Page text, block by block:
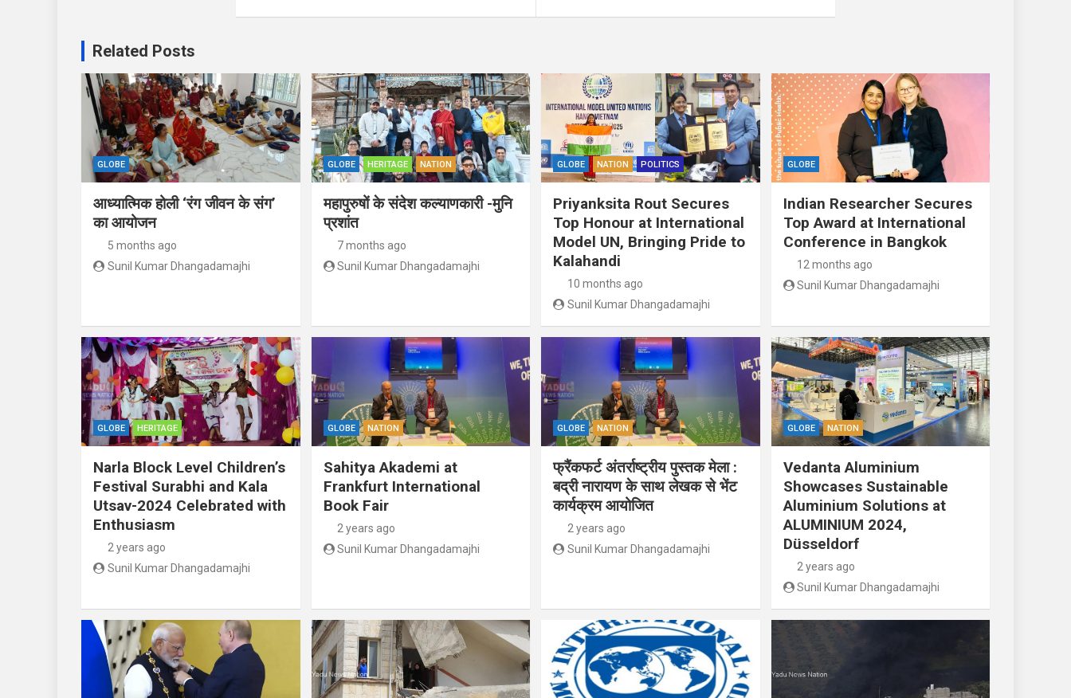
Related Posts
GLOBE
आध्यात्मिक होली ‘रंग जीवन के संग’
का आयोजन
5 months ago
Sunil Kumar Dhangadamajhi
GLOBE HERITAGE NATION
महापुरुषों के संदेश कल्याणकारी -मुनि
प्रशांत
7 months ago
Sunil Kumar Dhangadamajhi
GLOBE NATION POLITICS
Priyanksita Rout Secures
Top Honour at International
Model UN, Bringing Pride to
Kalahandi
10 months ago
Sunil Kumar Dhangadamajhi
GLOBE
Indian Researcher Secures
Top Award at International
Conference in Bangkok
12 months ago
Sunil Kumar Dhangadamajhi
GLOBE HERITAGE
Narla Block Level Children’s
Festival Surabhi and Kala
Utsav-2024 Celebrated with
Enthusiasm
2 years ago
Sunil Kumar Dhangadamajhi
GLOBE NATION
Sahitya Akademi at
Frankfurt International
Book Fair
2 years ago
Sunil Kumar Dhangadamajhi
GLOBE NATION
फ्रैंकफर्ट अंतर्राष्ट्रीय पुस्तक मेला :
बद्री नारायण के साथ लेखक से भेंट
कार्यक्रम आयोजित
2 years ago
Sunil Kumar Dhangadamajhi
GLOBE NATION
Vedanta Aluminium
Showcases Sustainable
Aluminium Solutions at
ALUMINIUM 2024,
Düsseldorf
2 years ago
Sunil Kumar Dhangadamajhi